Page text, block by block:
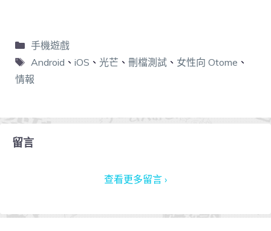
手機遊戲
Android 、 iOS 、 光芒 、 刪檔測試、 女性向 Otome 、
情報
留言
查看更多留言 ›